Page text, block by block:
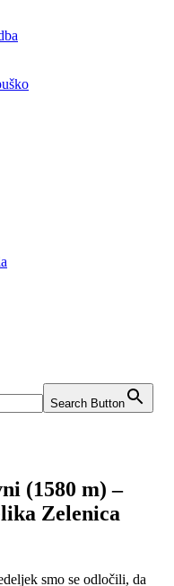
Search Button
(1580 m) –
Zelenica
smo se odločili, da